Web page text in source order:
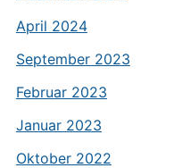
April 2024
September 2023
Februar 2023
Januar 2023
Oktober 2022